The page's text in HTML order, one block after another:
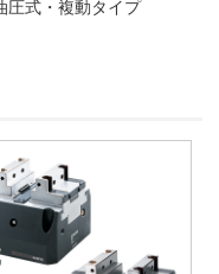
圧式・複動タイプ